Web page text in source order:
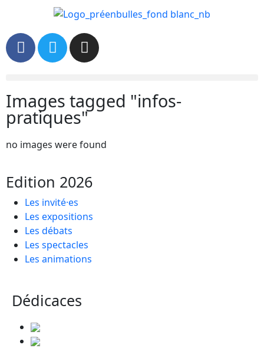
Images tagged "infos-
pratiques"
no images were found
Edition 2026
Les invité·es
Les expositions
Les débats
Les spectacles
Les animations
Dédicaces